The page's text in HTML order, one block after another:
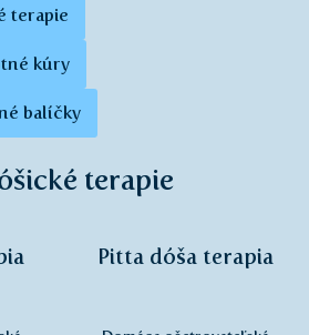
terapie
kúry
balíčky
terapie
Pitta dóša terapia